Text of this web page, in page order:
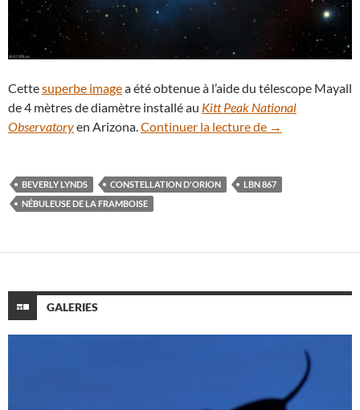
Cettesuperbe imagea été obtenue à l’aide du télescope Mayall
de 4 mètres de diamètre installé au Kitt Peak National
Observatoryen Arizona.Continuer la lecture de Féérie colorée
→
BEVERLY LYNDS CONSTELLATION D'ORION
LBN 867
NÉBULEUSE DE LA FRAMBOISE
GALERIES